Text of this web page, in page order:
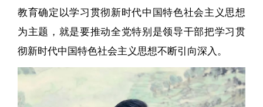
教育确定以学习贯彻新时代中国特色社会主义思想
为主题，就是要推动全党特别是领导干部把学习贯
彻新时代中国特色社会主义思想不断引向深入。